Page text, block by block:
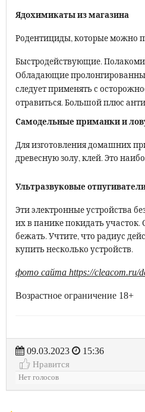
Ядохимикаты из магазина
Родентициды, которые можно
Быстродействующие.
Обладающие
следует применять с
отравиться. Большой плюс
Самодельные приманки и
Для изготовления домашних
древесную золу, клей. Это
Ультразвуковые
Эти электронные устройства
их в панике покидать участок.
бежать. Учтите, что радиус
купить несколько устройств.
фото сайта https://cleacom.ru/
Возрастное ограничение 18+
09.03.2023
15:36
Нравится
Нет голосов